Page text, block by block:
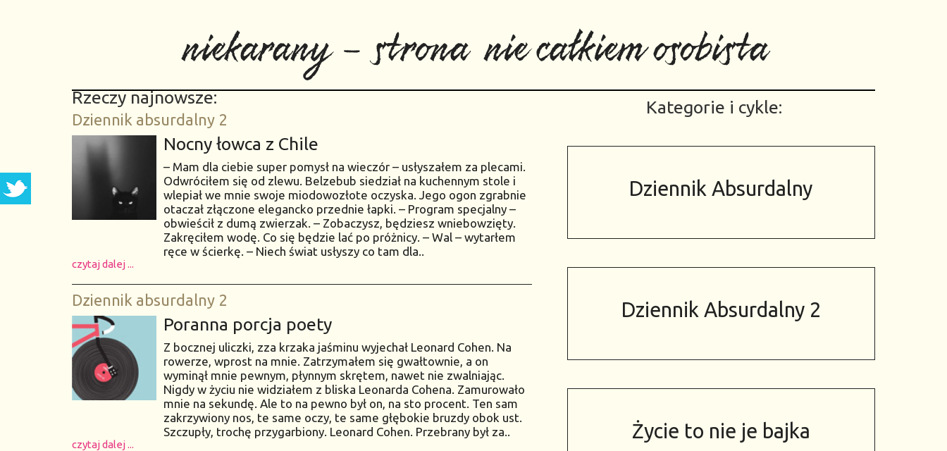
niekarany - strona nie całkiem osobista
Rzeczy najnowsze:
Dziennik absurdalny 2
Nocny łowca z Chile
– Mam dla ciebie super pomysł na wieczór – usłyszałem za plecami.
Odwróciłem się od zlewu. Belzebub siedział na kuchennym stole i
wlepiał we mnie swoje miodowozłote oczyska. Jego ogon zgrabnie
otaczał złączone elegancko przednie łapki. – Program specjalny –
obwieścił z dumą zwierzak. – Zobaczysz, będziesz wniebowzięty.
Zakręciłem wodę. Co się będzie lać po próżnicy. – Wal – wytarłem
ręce w ścierkę. – Niech świat usłyszy co tam dla..
czytaj dalej ...
Dziennik absurdalny 2
Poranna porcja poety
Z bocznej uliczki, zza krzaka jaśminu wyjechał Leonard Cohen. Na
rowerze, wprost na mnie. Zatrzymałem się gwałtownie, a on
wyminął mnie pewnym, płynnym skrętem, nawet nie zwalniając.
Nigdy w życiu nie widziałem z bliska Leonarda Cohena. Zamurowało
mnie na sekundę. Ale to na pewno był on, na sto procent. Ten sam
zakrzywiony nos, te same oczy, te same głębokie bruzdy obok ust.
Szczupły, trochę przygarbiony. Leonard Cohen. Przebrany był za..
czytaj dalej ...
Kategorie i cykle:
Dziennik Absurdalny
Dziennik Absurdalny 2
Życie to nie je bajka